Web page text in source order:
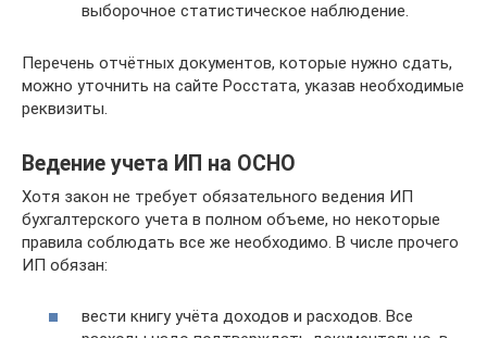
выборочное статистическое наблюдение.
Перечень отчётных документов, которые нужно сдать,
можно уточнить на сайте Росстата, указав необходимые
реквизиты.
Ведение учета ИП на ОСНО
Хотя закон не требует обязательного ведения ИП
бухгалтерского учета в полном объеме, но некоторые
правила соблюдать все же необходимо. В числе прочего
ИП обязан:
вести книгу учёта доходов и расходов. Все